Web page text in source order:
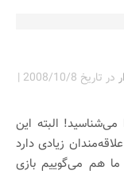
در تاریخ 2008/10/8
|
می‌شناسید! البته این
زیادی دارد
هم می‌گوییم بازی